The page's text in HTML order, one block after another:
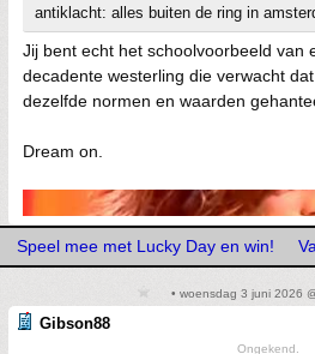
antiklacht: alles buiten de ring in
Jij bent echt het schoolvoorbeeld van
decadente westerling die verwacht
dezelfde normen en waarden
Dream on.
Speel mee met Lucky Day en win!
• woensdag 3 juni 2026
Gibson88
Ongekend.